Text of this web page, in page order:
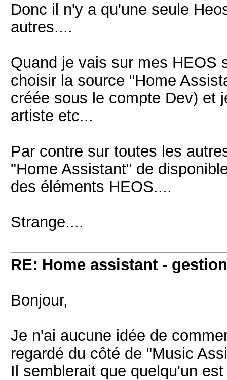
Donc il n'y a qu'une seule
autres....
Quand je vais sur mes HEOS
choisir la source "Home
créée sous le compte Dev) et
artiste etc...
Par contre sur toutes les
"Home Assistant" de
des éléments HEOS....
Strange....
RE: Home assistant -
Bonjour,
Je n'ai aucune idée de
regardé du côté de "Music
Il semblerait que quelqu'un